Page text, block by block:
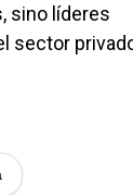
sino líderes
sector